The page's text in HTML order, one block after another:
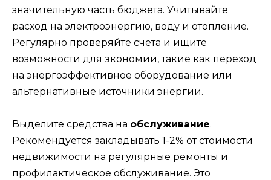
значительную часть бюджета. Учитывайте
расход на электроэнергию, воду и отопление.
Регулярно проверяйте счета и ищите
возможности для экономии, такие как переход
на энергоэффективное оборудование или
альтернативные источники энергии.
Выделите средства на обслуживание.
Рекомендуется закладывать 1-2% от стоимости
недвижимости на регулярные ремонты и
профилактическое обслуживание. Это